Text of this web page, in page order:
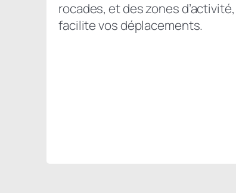
rocades, et des zones
facilite vos déplacements.